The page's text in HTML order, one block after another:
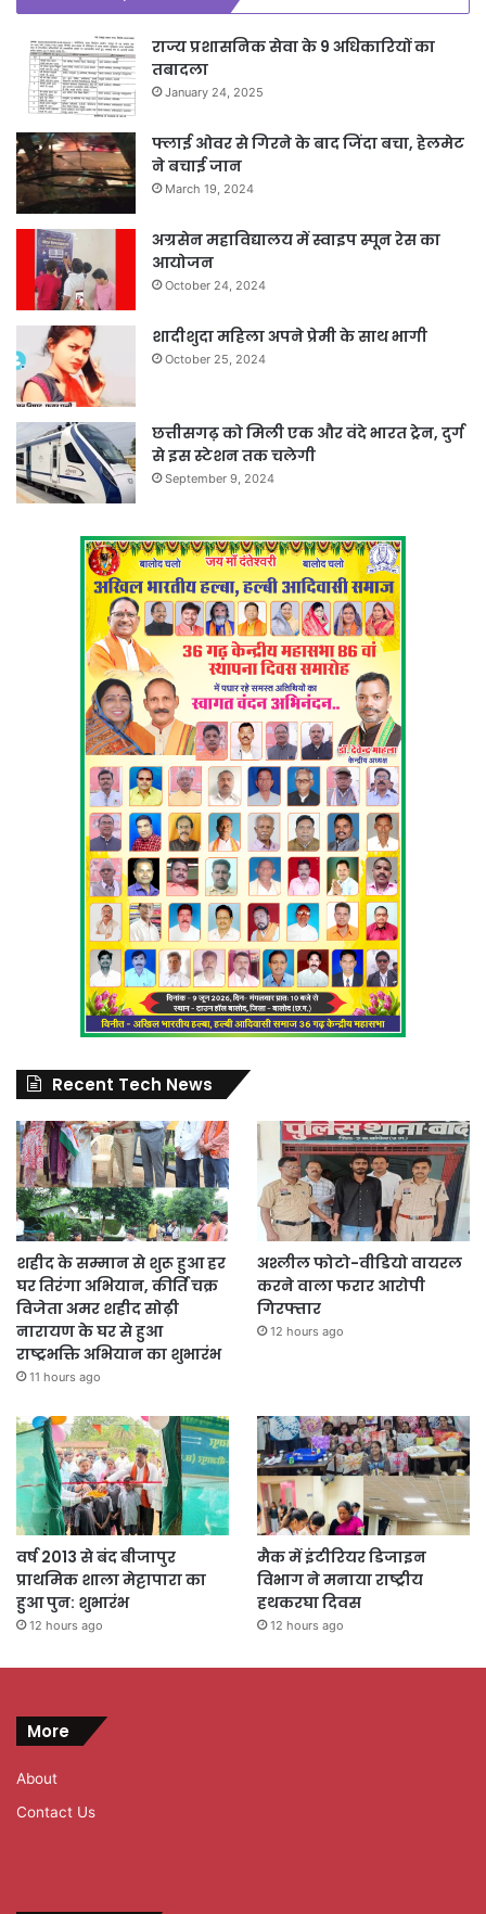
राज्य प्रशासनिक सेवा के 9 अधिकारियों का
तबादला
January 24, 2025
फ्लाई ओवर से गिरने के बाद जिंदा बचा, हेलमेट
ने बचाई जान
March 19, 2024
अग्रसेन महाविद्यालय में स्वाइप स्पून रेस का
आयोजन
October 24, 2024
शादीशुदा महिला अपने प्रेमी के साथ भागी
October 25, 2024
छत्तीसगढ़ को मिली एक और वंदे भारत ट्रेन, दुर्ग
से इस स्टेशन तक चलेगी
September 9, 2024
Recent Tech News
शहीद के सम्मान से शुरू हुआ हर
घर तिरंगा अभियान, कीर्ति चक्र
विजेता अमर शहीद सोढ़ी
नारायण के घर से हुआ
राष्ट्रभक्ति अभियान का शुभारंभ
11 hours ago
अश्लील फोटो-वीडियो वायरल
करने वाला फरार आरोपी
गिरफ्तार
12 hours ago
वर्ष 2013 से बंद बीजापुर
प्राथमिक शाला मेट्टापारा का
हुआ पुन: शुभारंभ
12 hours ago
मैक में इंटीरियर डिजाइन
विभाग ने मनाया राष्ट्रीय
हथकरघा दिवस
12 hours ago
More
About
Contact Us